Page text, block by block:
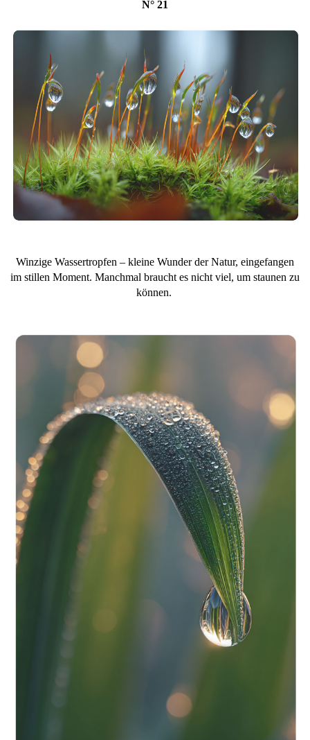
N° 21
Winzige Wassertropfen – kleine Wunder der Natur, eingefangen
im stillen Moment. Manchmal braucht es nicht viel, um staunen zu
können.